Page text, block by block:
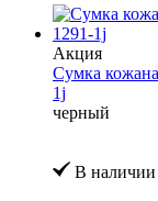
Акция
Сумка
1j
черный
В наличии